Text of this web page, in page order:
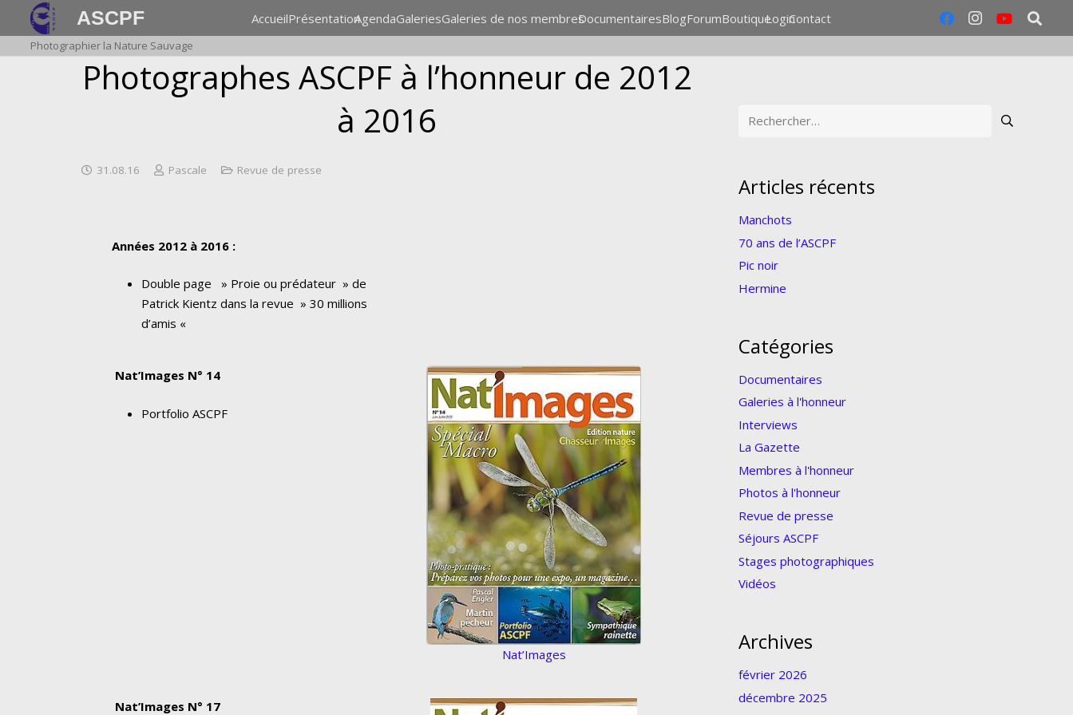
ASCPF AccueilPrésentationAgendaGaleriesGaleries de nos membresDocumentairesBlogForumBoutiqueLoginContact
Photographier la Nature Sauvage
Photographes ASCPF à l’honneur de 2012
à 2016
31.08.16 Pascale Revue de presse
Années 2012 à 2016 :
Double page » Proie ou prédateur » de
Patrick Kientz dans la revue » 30 millions
d’amis «
Nat’Images N° 14
Portfolio ASCPF
Nat’Images
Nat’Images N° 17
Rechercher :
Articles récents
Manchots
70 ans de l’ASCPF
Pic noir
Hermine
Catégories
Documentaires
Galeries à l'honneur
Interviews
La Gazette
Membres à l'honneur
Photos à l'honneur
Revue de presse
Séjours ASCPF
Stages photographiques
Vidéos
Archives
février 2026
décembre 2025